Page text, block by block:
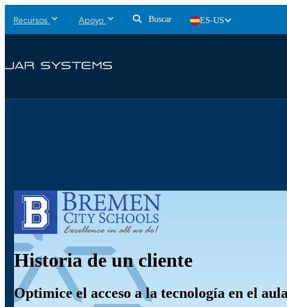
Recursos Apoyo Buscar ES-US
Historia de un cliente
Optimice el acceso a la tecnología en el